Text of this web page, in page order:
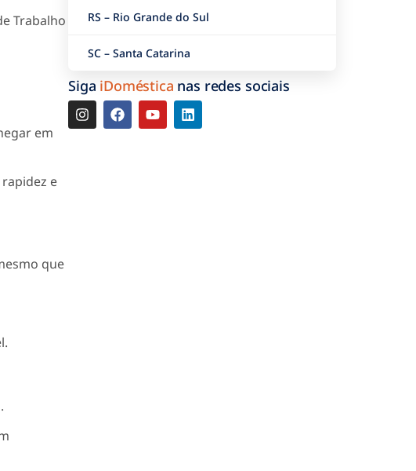
Trabalho
em
e
que
RS – Rio Grande do Sul
SC – Santa Catarina
Siga iDoméstica nas redes sociais